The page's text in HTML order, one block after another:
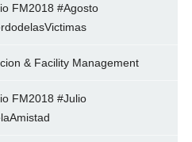
FM2018 #Agosto
& Facility Management
FM2018 #Julio